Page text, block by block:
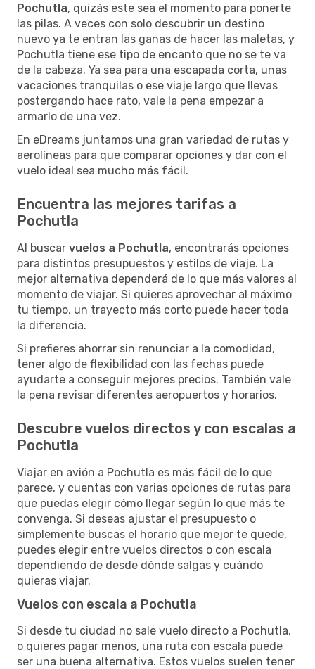
Pochutla, quizás este sea el momento para ponerte
las pilas. A veces con solo descubrir un destino
nuevo ya te entran las ganas de hacer las maletas, y
Pochutla tiene ese tipo de encanto que no se te va
de la cabeza. Ya sea para una escapada corta, unas
vacaciones tranquilas o ese viaje largo que llevas
postergando hace rato, vale la pena empezar a
armarlo de una vez.
En eDreams juntamos una gran variedad de rutas y
aerolíneas para que comparar opciones y dar con el
vuelo ideal sea mucho más fácil.
Encuentra las mejores tarifas a
Pochutla
Al buscar vuelos a Pochutla, encontrarás opciones
para distintos presupuestos y estilos de viaje. La
mejor alternativa dependerá de lo que más valores al
momento de viajar. Si quieres aprovechar al máximo
tu tiempo, un trayecto más corto puede hacer toda
la diferencia.
Si prefieres ahorrar sin renunciar a la comodidad,
tener algo de flexibilidad con las fechas puede
ayudarte a conseguir mejores precios. También vale
la pena revisar diferentes aeropuertos y horarios.
Descubre vuelos directos y con escalas a
Pochutla
Viajar en avión a Pochutla es más fácil de lo que
parece, y cuentas con varias opciones de rutas para
que puedas elegir cómo llegar según lo que más te
convenga. Si deseas ajustar el presupuesto o
simplemente buscas el horario que mejor te quede,
puedes elegir entre vuelos directos o con escala
dependiendo de desde dónde salgas y cuándo
quieras viajar.
Vuelos con escala a Pochutla
Si desde tu ciudad no sale vuelo directo a Pochutla,
o quieres pagar menos, una ruta con escala puede
ser una buena alternativa. Estos vuelos suelen tener